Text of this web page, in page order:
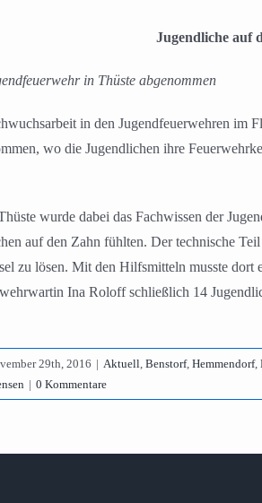
Jugendliche auf
in Thüste abgenommen
in den Jugendfeuerwehren im
wo die Jugendlichen ihre
wurde dabei das Fachwissen der
auf den Zahn fühlten. Der technische
zu lösen. Mit den Hilfsmitteln musste
Ina Roloff schließlich 14
29th, 2016 | Aktuell, Benstorf, Hemmendorf,
| 0 Kommentare